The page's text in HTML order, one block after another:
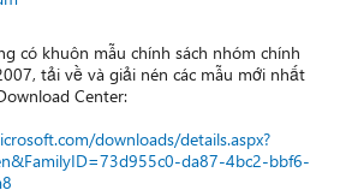
có khuôn mẫu chính sách nhóm chính
tải về và giải nén các mẫu mới nhất
Center:
downloads/details.aspx?
da87-4bc2-bbf6-